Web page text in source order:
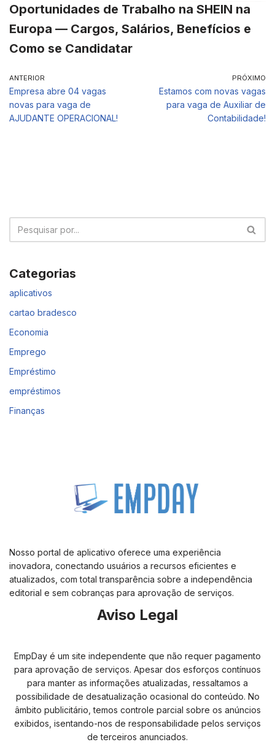
Oportunidades de Trabalho na SHEIN na
Europa — Cargos, Salários, Benefícios e
Como se Candidatar
ANTERIOR
Empresa abre 04 vagas
novas para vaga de
AJUDANTE OPERACIONAL!
PRÓXIMO
Estamos com novas vagas
para vaga de Auxiliar de
Contabilidade!
Categorias
aplicativos
cartao bradesco
Economia
Emprego
Empréstimo
empréstimos
Finanças
Nosso portal de aplicativo oferece uma experiência
inovadora, conectando usuários a recursos eficientes e
atualizados, com total transparência sobre a independência
editorial e sem cobranças para aprovação de serviços.
Aviso Legal
EmpDay é um site independente que não requer pagamento
para aprovação de serviços. Apesar dos esforços contínuos
para manter as informações atualizadas, ressaltamos a
possibilidade de desatualização ocasional do conteúdo. No
âmbito publicitário, temos controle parcial sobre os anúncios
exibidos, isentando-nos de responsabilidade pelos serviços
de terceiros anunciados.